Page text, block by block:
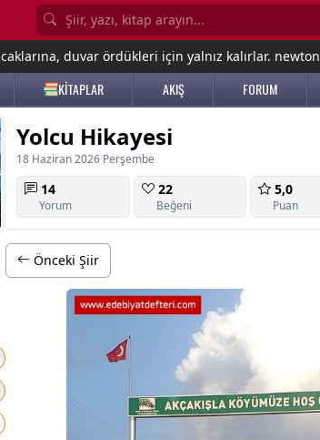
duvar ördükleri için yalnız kalırlar. newton
KİTAPLAR AKIŞ FORUM
Yolcu Hikayesi
18 Haziran 2026 Perşembe
14
Yorum
22
Beğeni
5,0
Puan
Önceki Şiir